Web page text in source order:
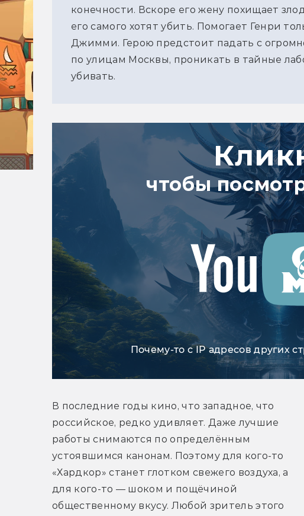
конечности. Вскоре его жену похищает
его самого хотят убить. Помогает Генри
Джимми. Герою предстоит падать с
по улицам Москвы, проникать в тайные
убивать.
чтобы
Почему-то с IP адресов других
В последние годы кино, что западное, что
российское, редко удивляет. Даже лучшие
работы снимаются по определённым
устоявшимся канонам. Поэтому для кого-то
«Хардкор» станет глотком свежего воздуха, а
для кого-то — шоком и пощёчиной
общественному вкусу. Любой зритель этого